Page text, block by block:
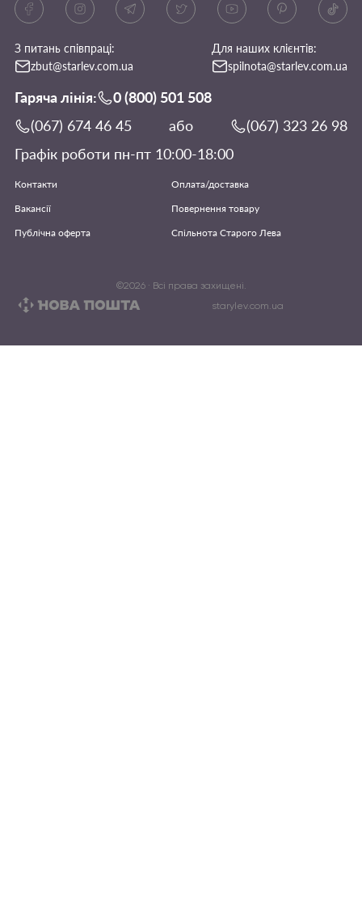
З питань співпраці:
zbut@starlev.com.ua
Для наших клієнтів:
spilnota@starlev.com.ua
Гаряча лінія:
0 (800) 501 508
(067) 674 46 45
або
(067) 323 26 98
Графік роботи пн-пт 10:00-18:00
Контакти
Оплата/доставка
Вакансії
Повернення товару
Публічна оферта
Спільнота Старого Лева
©2026· Всі права захищені.
starylev.com.ua